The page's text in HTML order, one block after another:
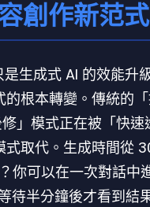
創作新范式
生成式 AI 的效能升
的根本轉變。傳統的
」模式正在被「快速
式取代。生成時間從
你可以在一次對話中
待半分鐘後才看到結